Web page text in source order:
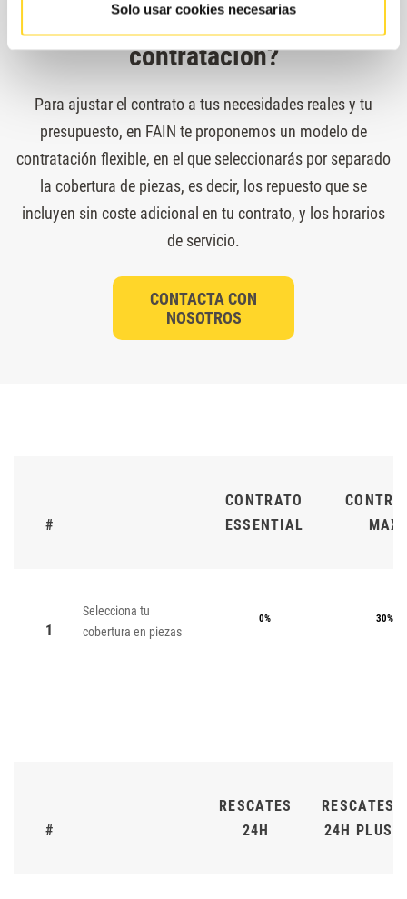
Solo usar cookies necesarias
¿Cuáles son las modalidades de
contratación?
Para ajustar el contrato a tus necesidades reales y tu
presupuesto, en FAIN te proponemos un modelo de
contratación flexible, en el que seleccionarás por separado
la cobertura de piezas, es decir, los repuesto que se
incluyen sin coste adicional en tu contrato, y los horarios
de servicio.
CONTACTA CON
NOSOTROS
#
CONTRATO
ESSENTIAL
MAX
1
Selecciona tu
cobertura en piezas
0% 30%
#
RESCATES
24H
RESCATES
24H PLUS